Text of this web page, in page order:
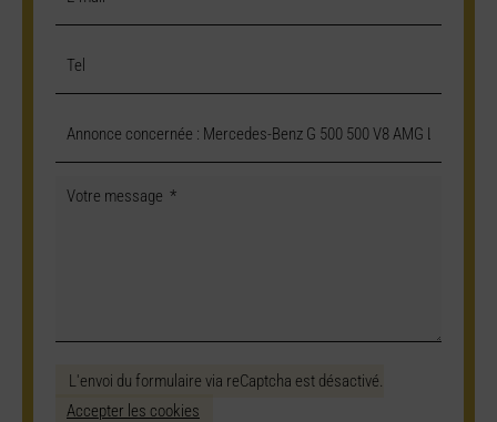
L'envoi du formulaire via reCaptcha est désactivé.
Accepter les cookies